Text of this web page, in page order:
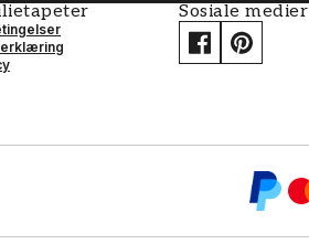
Sosiale medier